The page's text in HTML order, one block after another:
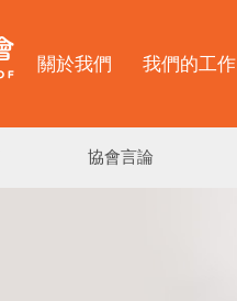
關於我們 我們的工作
協會言論